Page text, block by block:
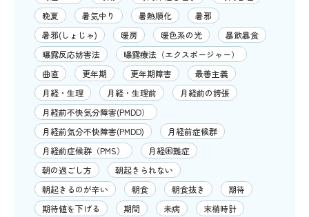
晩夏
暑気中り 暑熱順化
暑邪
暑邪(しょじゃ)
暖房 暖色系の光
暴飲暴食
曝露反応妨害法
曝露療法（エクスポージャー）
曲直
更年期 更年期障害
最善主義
月経・生理
月経・生理前
月経前の誇張
月経前不快気分障害(PMDD）
月経前気分不快障害(PMDD)
月経前症候群
月経前症候群（PMS）
月経困難症
朝の過ごし方
朝起きられない
朝起きるのが辛い
朝食 朝食抜き
期待
期待値を下げる
期間 未病
末梢時計